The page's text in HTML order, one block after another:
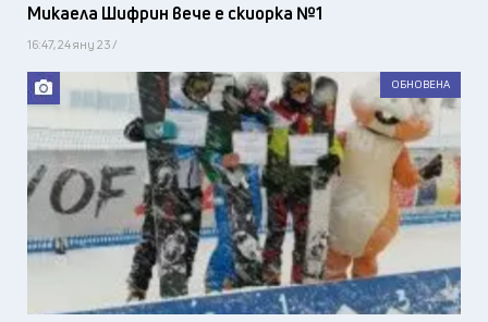
Микаела Шифрин вече е скиорка №1
16:47, 24 яну 23 /
ОБНОВЕНА